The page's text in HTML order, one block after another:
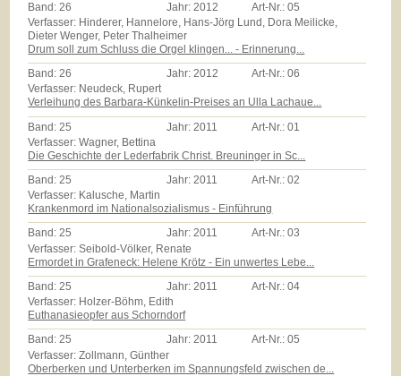
Band: 26 Jahr: 2012 Art-Nr.:05
Verfasser: Hinderer, Hannelore, Hans-Jörg Lund, Dora Meilicke,
Dieter Wenger, Peter Thalheimer
Drum soll zum Schluss die Orgel klingen... - Erinnerung...
Band:26 Jahr:2012 Art-Nr.:06
Verfasser: Neudeck, Rupert
Verleihung des Barbara-Künkelin-Preises an Ulla Lachaue...
Band: 25 Jahr: 2011 Art-Nr.:01
Verfasser: Wagner, Bettina
Die Geschichte der Lederfabrik Christ. Breuninger in Sc...
Band:25 Jahr:2011 Art-Nr.:02
Verfasser: Kalusche, Martin
Krankenmord im Nationalsozialismus - Einführung
Band:25 Jahr:2011 Art-Nr.:03
Verfasser: Seibold-Völker, Renate
Ermordet in Grafeneck: Helene Krötz - Ein unwertes Lebe...
Band:25 Jahr:2011 Art-Nr.:04
Verfasser: Holzer-Böhm, Edith
Euthanasieopfer aus Schorndorf
Band:25 Jahr:2011 Art-Nr.:05
Verfasser: Zollmann, Günther
Oberberken und Unterberken im Spannungsfeld zwischen de...